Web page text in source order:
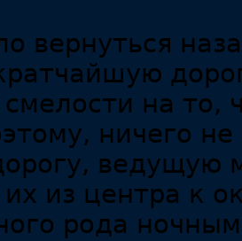
вернуться
на то,
ничего
ведущую
из центра к
рода